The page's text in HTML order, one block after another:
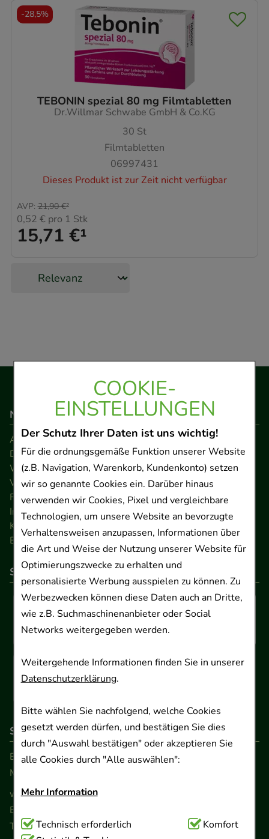
COOKIE-
EINSTELLUNGEN
Der Schutz Ihrer Daten ist uns wichtig!
Für die ordnungsgemäße Funktion unserer Website
(z.B. Navigation, Warenkorb, Kundenkonto) setzen
wir so genannte Cookies ein. Darüber hinaus
verwenden wir Cookies, Pixel und vergleichbare
Technologien, um unsere Website an bevorzugte
Verhaltensweisen anzupassen, Informationen über
die Art und Weise der Nutzung unserer Website für
Optimierungszwecke zu erhalten und
personalisierte Werbung ausspielen zu können. Zu
Werbezwecken können diese Daten auch an Dritte,
wie z.B. Suchmaschinenanbieter oder Social
Networks weitergegeben werden.
Weitergehende Informationen finden Sie in unserer
Datenschutzerklärung.
Bitte wählen Sie nachfolgend, welche Cookies
gesetzt werden dürfen, und bestätigen Sie dies
durch "Auswahl bestätigen" oder akzeptieren Sie
alle Cookies durch "Alle auswählen":
Mehr Information
Technisch Notwendig:Hierbei handelt es sich um
Technisch erforderlich
Komfort
TEBONIN spezial 80 mg Filmtabletten
Dr.Willmar Schwabe GmbH & Co.KG
30 St
Filmtabletten
06997431
Dieses Produkt ist zur Zeit nicht verfügbar
15,71 €¹
AVP: 21,90 €²
0,52 € pro 1 Stk
-28,5%
Navigation
AGB
Datenschutz
Widerrufsrecht
Versandkosten
FAQ
Impressum
Kontakt
Barrierefreiheitserklärung
So können Sie bezahlen
So erreichen Sie uns
Beratung und Kundenservice:
Montag - Freitag von 9.00 bis 17.00 Uhr
www.ApoSalis.de· E-Mail:
Ernst-August-Platz 2 · 30159 Hannover
Telefon 0511 89 71 80 0 · Fax 0511 89 71 80 11